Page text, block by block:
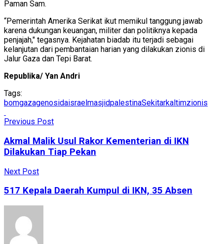
Paman Sam.
“Pemerintah Amerika Serikat ikut memikul tanggung jawab
karena dukungan keuangan, militer dan politiknya kepada
penjajah," tegasnya. Kejahatan biadab itu terjadi sebagai
kelanjutan dari pembantaian harian yang dilakukan zionis di
Jalur Gaza dan Tepi Barat.
Republika/ Yan Andri
Tags:
bomgazagenosidaisrael masjidpalestinaSekitarkaltimzionis
Previous Post
Akmal Malik Usul Rakor Kementerian di IKN
Dilakukan Tiap Pekan
Next Post
517 Kepala Daerah Kumpul di IKN, 35 Absen